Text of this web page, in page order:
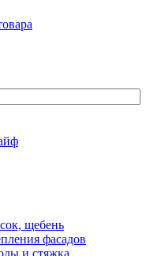
щебень
фасадов
и стяжка